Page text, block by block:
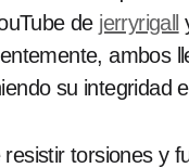
de jerryrigall
ambos
su integridad
torsiones y